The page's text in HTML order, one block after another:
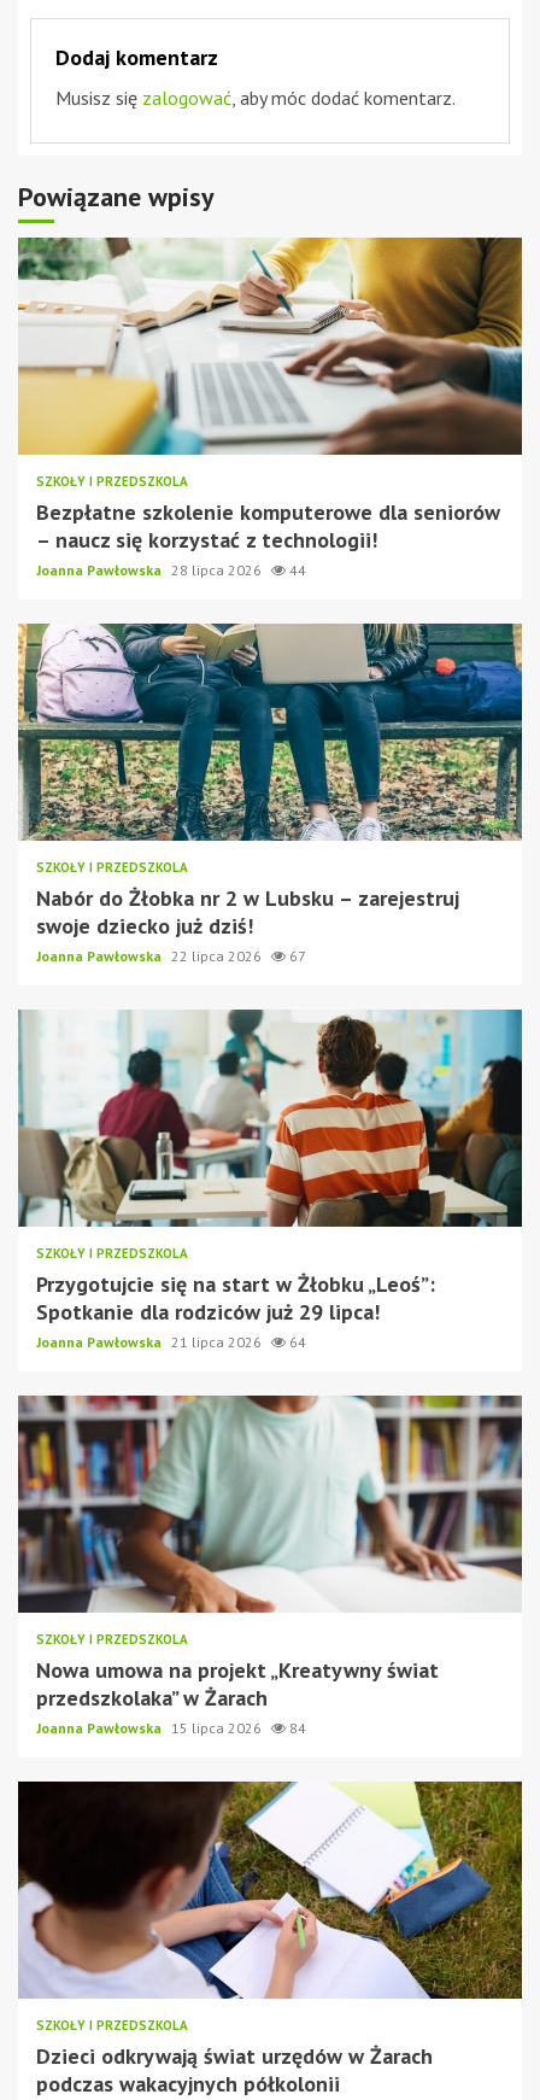
Dodaj komentarz
Musisz się zalogować, aby móc dodać komentarz.
Powiązane wpisy
SZKOŁY I PRZEDSZKOLA
Bezpłatne szkolenie komputerowe dla seniorów
– naucz się korzystać z technologii!
Joanna Pawłowska 28 lipca 2026 44
SZKOŁY I PRZEDSZKOLA
Nabór do Żłobka nr 2 w Lubsku – zarejestruj
swoje dziecko już dziś!
Joanna Pawłowska 22 lipca 2026 67
SZKOŁY I PRZEDSZKOLA
Przygotujcie się na start w Żłobku „Leoś”:
Spotkanie dla rodziców już 29 lipca!
Joanna Pawłowska 21 lipca 2026 64
SZKOŁY I PRZEDSZKOLA
Nowa umowa na projekt „Kreatywny świat
przedszkolaka” w Żarach
Joanna Pawłowska 15 lipca 2026 84
SZKOŁY I PRZEDSZKOLA
Dzieci odkrywają świat urzędów w Żarach
podczas wakacyjnych półkolonii